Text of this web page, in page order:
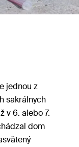
jednou z
sakrálnych
v 6. alebo 7.
dom